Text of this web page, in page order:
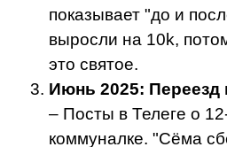
показывает "до и
выросли на 10k,
это святое.
Июнь 2025: Переезд
– Посты в Телеге о
коммуналке. "Сёма